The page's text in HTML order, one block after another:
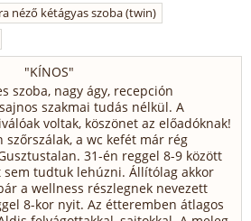
néző kétágyas szoba (twin)
"KÍNOS"
szoba, nagy ágy, recepción
szakmai tudás nélkül. A
voltak, köszönet az előadóknak!
szőrszálak, a wc kefét már rég
31-én reggel 8-9 között
sem tudtuk lehúzni. Állítólag akkor
a wellness részlegnek nevezett
8-kor nyit. Az étteremben átlagos